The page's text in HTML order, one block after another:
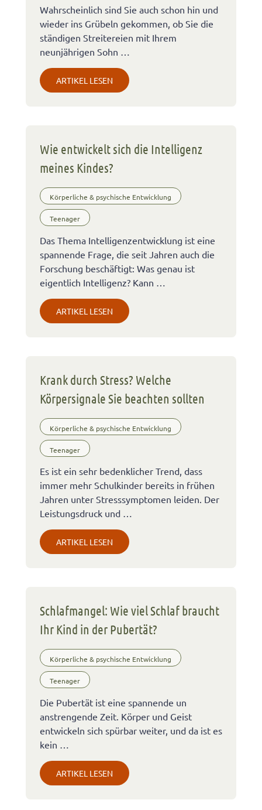
Wahrscheinlich sind Sie auch schon hin und
wieder ins Grübeln gekommen, ob Sie die
ständigen Streitereien mit Ihrem
neunjährigen Sohn …
ARTIKEL LESEN
Wie entwickelt sich die Intelligenz
meines Kindes?
Körperliche & psychische Entwicklung
Teenager
Das Thema Intelligenzentwicklung ist eine
spannende Frage, die seit Jahren auch die
Forschung beschäftigt: Was genau ist
eigentlich Intelligenz? Kann …
ARTIKEL LESEN
Krank durch Stress? Welche
Körpersignale Sie beachten sollten
Körperliche & psychische Entwicklung
Teenager
Es ist ein sehr bedenklicher Trend, dass
immer mehr Schulkinder bereits in frühen
Jahren unter Stresssymptomen leiden. Der
Leistungsdruck und …
ARTIKEL LESEN
Schlafmangel: Wie viel Schlaf braucht
Ihr Kind in der Pubertät?
Körperliche & psychische Entwicklung
Teenager
Die Pubertät ist eine spannende un
anstrengende Zeit. Körper und Geist
entwickeln sich spürbar weiter, und da ist es
kein …
ARTIKEL LESEN